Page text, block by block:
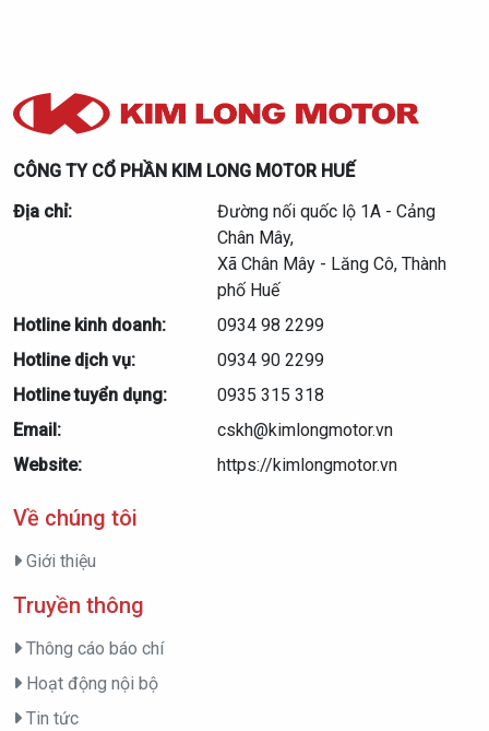
CÔNG TY CỔ PHẦN KIM LONG MOTOR HUẾ
Địa chỉ:
Đường nối quốc lộ 1A - Cảng
Chân Mây,
Xã Chân Mây - Lăng Cô, Thành
phố Huế
Hotline kinh doanh:
0934 98 2299
Hotline dịch vụ:
0934 90 2299
Hotline tuyển dụng:
0935 315 318
Email:
cskh@kimlongmotor.vn
Website:
https://kimlongmotor.vn
Về chúng tôi
Giới thiệu
Truyền thông
Thông cáo báo chí
Hoạt động nội bộ
Tin tức